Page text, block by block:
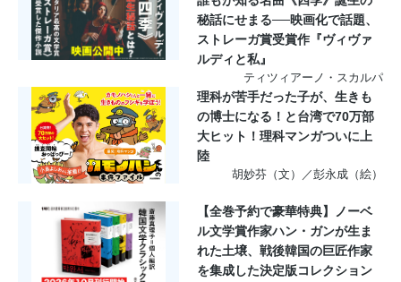
秘話にせまる──映画化で話題、
ストレーガ賞受賞作『ヴィヴァ
ルディと私』
ティツィアーノ・スカルパ
理科が苦手だった子が、生きも
の博士になる！と台湾で70万部
大ヒット！理科マンガついに上
陸
胡妙芬（文）／彭永成（絵）
【全巻予約で豪華特典】ノーベ
ル文学賞作家ハン・ガンが生ま
れた土壌、戦後韓国の巨匠作家
を集成した決定版コレクション